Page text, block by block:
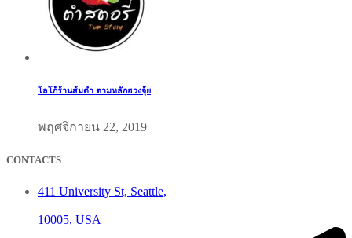
โลโก้ร้านส้มตำ ตามหลักฮวงจุ้ย
พฤศจิกายน 22, 2019
CONTACTS
411 University St, Seattle,
10005, USA